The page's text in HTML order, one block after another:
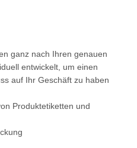
ganz nach Ihren genauen
entwickelt, um einen
auf Ihr Geschäft zu haben
Produktetiketten und